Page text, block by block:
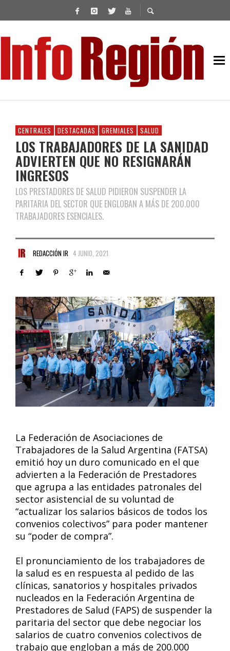
CENTRALES DESTACADAS GREMIALES SALUD
LOS TRABAJADORES DE LA SANIDAD
ADVIERTEN QUE NO RESIGNARÁN
INGRESOS
LOS PRESTADORES DE SALUD PIDIERON SUSPENDER LA
PARITARIA DEL SECTOR QUE ENGLOBAN A MÁS DE 200.000
TRABAJADORES ESENCIALES.
REDACCIÓN IR 4 JUNIO, 2021
La Federación de Asociaciones de
Trabajadores de la Salud Argentina (FATSA)
emitió hoy un duro comunicado en el que
advierten a la Federación de Prestadores
que agrupa a las entidades patronales del
sector asistencial de su voluntad de
“actualizar los salarios básicos de todos los
convenios colectivos” para poder mantener
su “poder de compra”.
El pronunciamiento de los trabajadores de
la salud es en respuesta al pedido de las
clínicas, sanatorios y hospitales privados
nucleados en la Federación Argentina de
Prestadores de Salud (FAPS) de suspender la
paritaria del sector que debe negociar los
salarios de cuatro convenios colectivos de
trabajo que engloban a más de 200.000